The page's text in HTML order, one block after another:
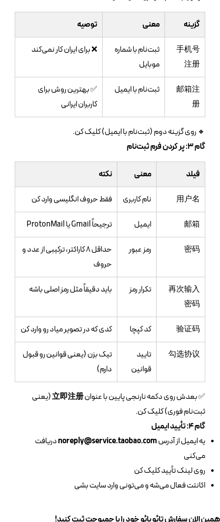
گزینه معنی توصیه
手机号
注册
ثبت‌نام با شماره
موبایل
❌ برای ایران کار نمی‌کند
邮箱注
册
ثبت‌نام با ایمیل
✅ بهترین روش برای
کاربران ایرانی
🔸 روی گزینه دوم (ثبت‌نام با ایمیل) کلیک کن.
گام ۳: پر کردن فرم ثبت‌نام
فیلد معنی نکته
用户名 نام کاربری فقط حروف انگلیسی وارد کن
邮箱 ایمیل ترجیحاً Gmail یا ProtonMail
密码 رمز عبور
حداقل ۸ کاراکتر، ترکیبی از عدد و
حروف
再次输入
密码
تکرار رمز باید دقیقاً مثل رمز اصلی باشه
验证码 کد کپچا کدی که در تصویر میاد رو وارد کن
勾选协议
تایید
قوانین
تیک بزن (یعنی قوانین رو قبول
دارم)
✅ بعدش روی دکمه نارنجی پایین با عنوان立即注册(یعنی
ثبت‌نام فوری) کلیک کن.
گام ۴: تأیید ایمیل
یه ایمیل از آدرسnoreply@service.taobao.comدریافت
می‌کنی
روی لینک تأیید کلیک کن
اکانتت فعال می‌شه و می‌تونی وارد سایت بشی